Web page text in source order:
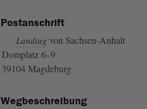
Postanschrift
Landtag von Sachsen-Anhalt
Domplatz 6–9
39104 Magdeburg
Wegbeschreibung